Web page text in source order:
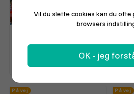
DKK 59,95
På vej
På vej
Vil du slette cookies kan du ofte
browsers
OK - jeg